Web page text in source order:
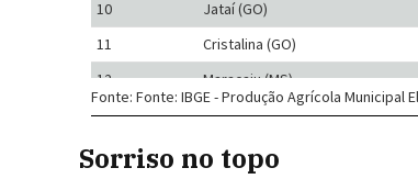
Sorriso no topo